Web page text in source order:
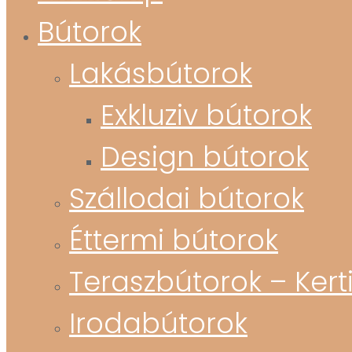
Bútorok
Lakásbútorok
Exkluziv bútorok
Design bútorok
Szállodai bútorok
Éttermi bútorok
Teraszbútorok –
Irodabútorok